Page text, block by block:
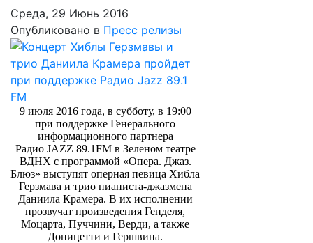
Среда, 29 Июнь 2016
Опубликовано в Пресс релизы
9 июля 2016 года, в субботу, в 19:00
при поддержке Генерального
информационного партнера
Радио JAZZ 89.1FMв Зеленом театре
ВДНХ с программой «Опера. Джаз.
Блюз» выступят оперная певица Хибла
Герзмава и трио пианиста-джазмена
Даниила Крамера. В их исполнении
прозвучат произведения Генделя,
Моцарта, Пуччини, Верди, а также
Доницетти и Гершвина.